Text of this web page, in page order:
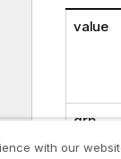
value
grp
with our